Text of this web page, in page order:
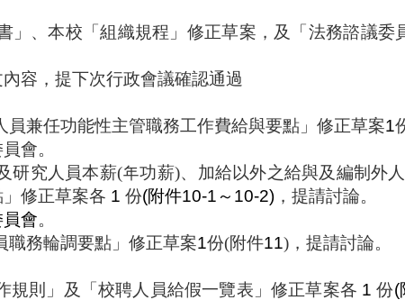
」 、本校 「組織規程 」 修正草案，及 「 法務諮議委
容，提下次行政會議確認通過
員兼任功能性主管職務工作費給與要點」 修正草案1
會。
研究人員本薪(年功薪)、加給以外之給與及編制外
」修正草案各 1份(附件10-1 ～ 10-2) ，提請討論。
會。
職務輪調要點」修正草案1份(附件11)，提請討論。
規則」及 「校聘人員給假一覽表 」 修正草案各 1份(